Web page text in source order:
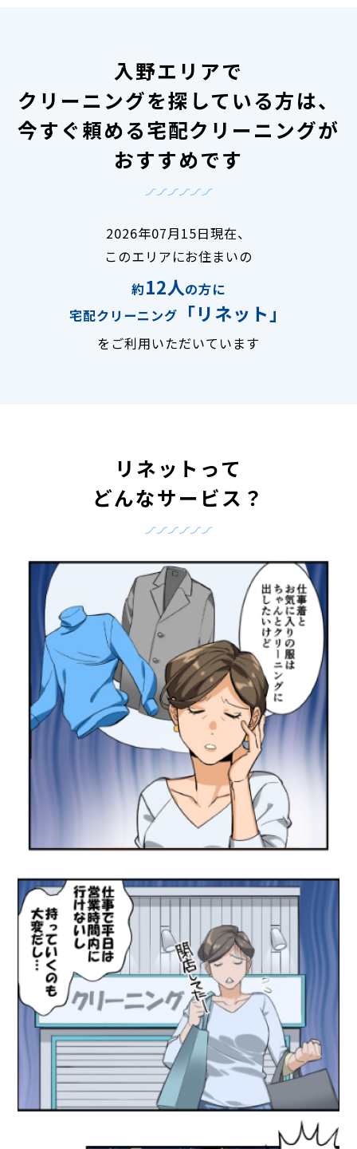
入野エリアで
クリーニングを探している方は、
今すぐ頼める宅配クリーニングが
おすすめです
2026年07月15日現在、
このエリアにお住まいの
約12人の方に
宅配クリーニング
「リネット」
をご利用いただいています
リネットって
どんなサービス？